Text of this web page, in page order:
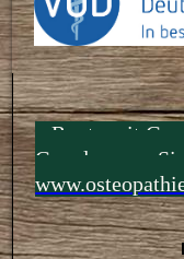
Route mit
Googlemaps,